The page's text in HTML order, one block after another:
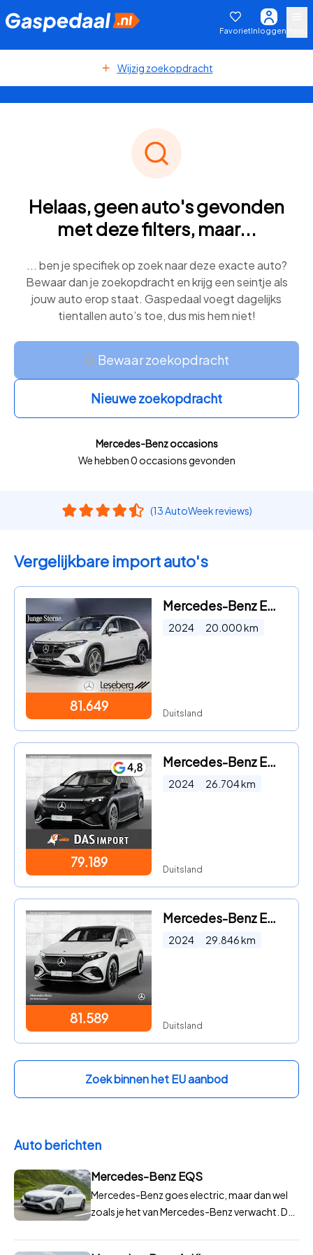
FavorietInloggen
Wijzig zoekopdracht
Helaas, geen auto's gevonden
met deze filters, maar...
... ben je specifiek op zoek naar deze exacte auto?
Bewaar dan je zoekopdracht en krijg een seintje als
jouw auto erop staat. Gaspedaal voegt dagelijks
tientallen auto’s toe, dus mis hem niet!
Bewaar zoekopdracht
Nieuwe zoekopdracht
Mercedes-Benz occasions
We hebben 0 occasions gevonden
(13 AutoWeek reviews)
Vergelijkbare import auto's
81.649
Mercedes-Benz EQS
2024 20.000km
Duitsland
79.189
Mercedes-Benz EQS - 4Matic
2024 26.704km
Duitsland
81.589
Mercedes-Benz EQS
2024 29.846km
Duitsland
Zoek binnen het EU aanbod
Auto berichten
Mercedes-Benz EQS
Mercedes-Benz goes electric, maar dan wel
zoals je het van Mercedes-Benz verwacht. De